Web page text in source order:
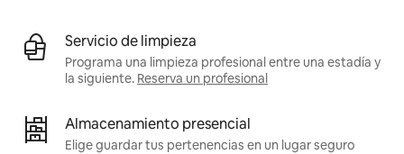
Servicio de limpieza
Programa una limpieza profesional entre una estadía y
la siguiente. Reserva un profesional
Almacenamiento presencial
Elige guardar tus pertenencias en un lugar seguro